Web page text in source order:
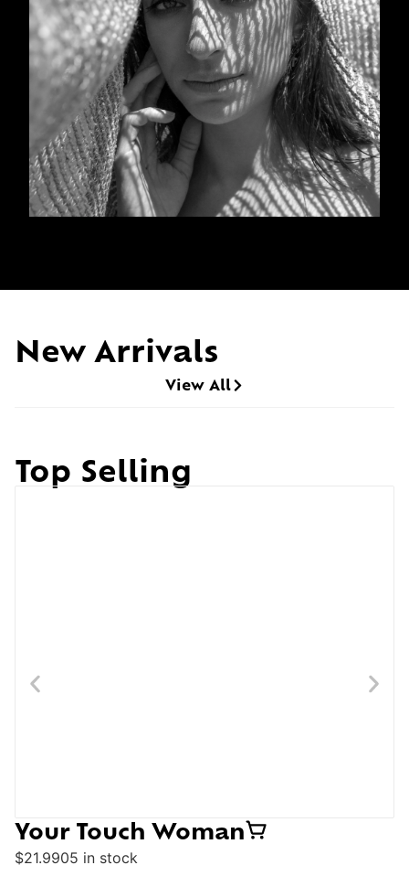
New Arrivals
View All
Top Selling
Your Touch Woman
$21.9905 in stock